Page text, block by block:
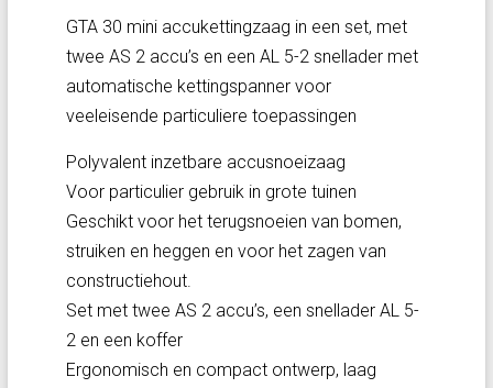
GTA 30 mini accukettingzaag in een set, met
twee AS 2 accu’s en een AL 5-2 snellader met
automatische kettingspanner voor
veeleisende particuliere toepassingen
Polyvalent inzetbare accusnoeizaag
Voor particulier gebruik in grote tuinen
Geschikt voor het terugsnoeien van bomen,
struiken en heggen en voor het zagen van
constructiehout.
Set met twee AS 2 accu’s, een snellader AL 5-
2 en een koffer
Ergonomisch en compact ontwerp, laag